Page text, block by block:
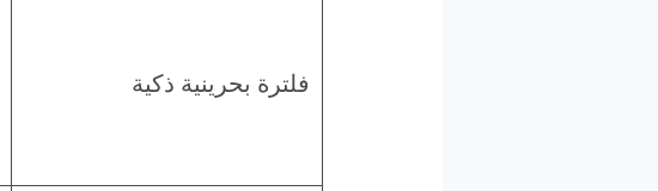
فلترة بحرينية ذكية